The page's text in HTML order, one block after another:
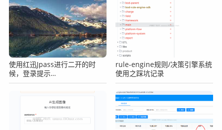
使用红迅Jpass进行二开的时
候，登录提示
MQClientException: The
producer service state not
rule-engine规则/决策引擎系统
使用之踩坑记录